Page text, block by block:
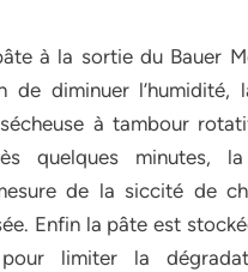
à la sortie du Bauer
de diminuer l’humidité,
à tambour
quelques minutes,
de la siccité de
Enfin la pâte est
limiter la